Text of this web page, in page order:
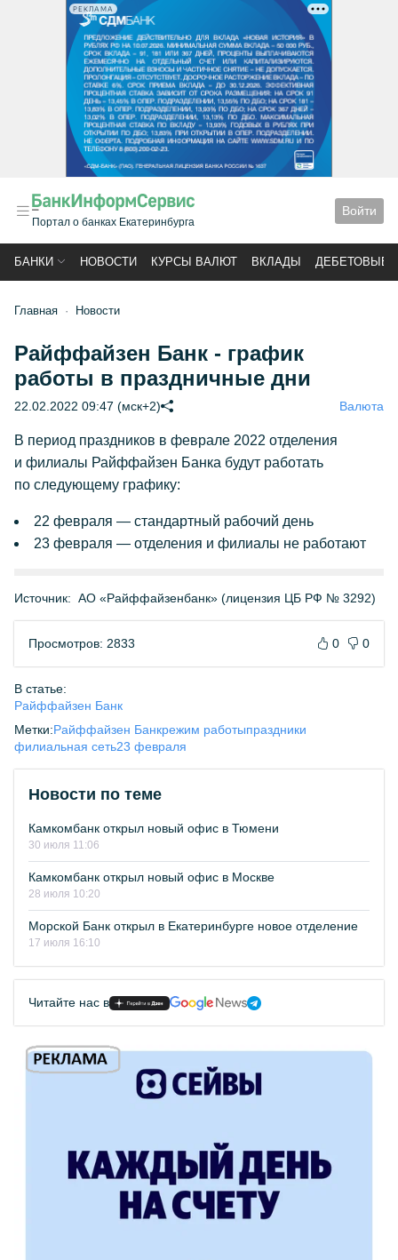
РЕКЛАМА
Портал о банках Екатеринбурга
Войти
БАНКИ НОВОСТИ КУРСЫ ВАЛЮТ ВКЛАДЫ ДЕБЕТОВЫЕ
Главная Новости
Райффайзен Банк - график
работы в праздничные дни
22.02.2022 09:47 (мск+2) Валюта
В период праздников в феврале 2022 отделения
и филиалы Райффайзен Банка будут работать
по следующему графику:
22 февраля — стандартный рабочий день
23 февраля — отделения и филиалы не работают
Источник: АО «Райффайзенбанк» (лицензия ЦБ РФ № 3292)
Просмотров: 2833 0 0
В статье:
Райффайзен Банк
Метки:Райффайзен Банкрежим работыпраздники
филиальная сеть23 февраля
Новости по теме
Камкомбанк открыл новый офис в Тюмени
30 июля 11:06
Камкомбанк открыл новый офис в Москве
28 июля 10:20
Морской Банк открыл в Екатеринбурге новое отделение
17 июля 16:10
Читайте нас в